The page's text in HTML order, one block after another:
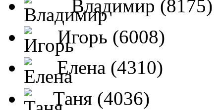
Владимир (8175)
Игорь (6008)
Елена (4310)
Таня (4036)